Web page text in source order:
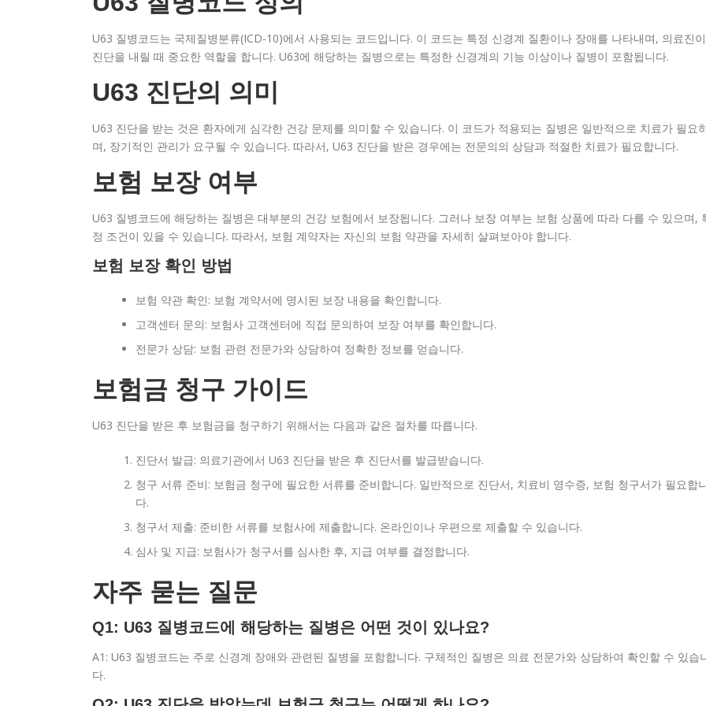
U63 질병코드는 국제질병분류(ICD-10)에서 사용되는 코드입니다. 이 코드는 특정 신경계 질환이나 장애를 나타내며, 의료진이
진단을 내릴 때 중요한 역할을 합니다. U63에 해당하는 질병으로는 특정한 신경계의 기능 이상이나 질병이 포함됩니다.
U63 진단의 의미
U63 진단을 받는 것은 환자에게 심각한 건강 문제를 의미할 수 있습니다. 이 코드가 적용되는 질병은 일반적으로 치료가 필요
며, 장기적인 관리가 요구될 수 있습니다. 따라서, U63 진단을 받은 경우에는 전문의의 상담과 적절한 치료가 필요합니다.
보험 보장 여부
U63 질병코드에 해당하는 질병은 대부분의 건강 보험에서 보장됩니다. 그러나 보장 여부는 보험 상품에 따라 다를 수 있으며,
정 조건이 있을 수 있습니다. 따라서, 보험 계약자는 자신의 보험 약관을 자세히 살펴보아야 합니다.
보험 보장 확인 방법
보험 약관 확인: 보험 계약서에 명시된 보장 내용을 확인합니다.
고객센터 문의: 보험사 고객센터에 직접 문의하여 보장 여부를 확인합니다.
전문가 상담: 보험 관련 전문가와 상담하여 정확한 정보를 얻습니다.
보험금 청구 가이드
U63 진단을 받은 후 보험금을 청구하기 위해서는 다음과 같은 절차를 따릅니다.
진단서 발급: 의료기관에서 U63 진단을 받은 후 진단서를 발급받습니다.
청구 서류 준비: 보험금 청구에 필요한 서류를 준비합니다. 일반적으로 진단서, 치료비 영수증, 보험 청구서가 필요합
다.
청구서 제출: 준비한 서류를 보험사에 제출합니다. 온라인이나 우편으로 제출할 수 있습니다.
심사 및 지급: 보험사가 청구서를 심사한 후, 지급 여부를 결정합니다.
자주 묻는 질문
Q1: U63 질병코드에 해당하는 질병은 어떤 것이 있나요?
A1: U63 질병코드는 주로 신경계 장애와 관련된 질병을 포함합니다. 구체적인 질병은 의료 전문가와 상담하여 확인할 수 있습
다.